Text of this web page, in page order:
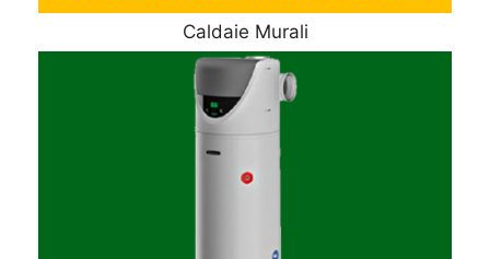
Caldaie Murali